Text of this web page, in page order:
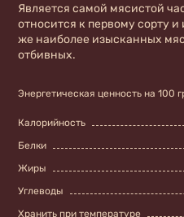
Является самой мясистой
относится к первому сорту и
же наиболее изысканных
отбивных.
Энергетическая ценность на 100
Калорийность
Белки
Жиры
Углеводы
Хранить при температуре